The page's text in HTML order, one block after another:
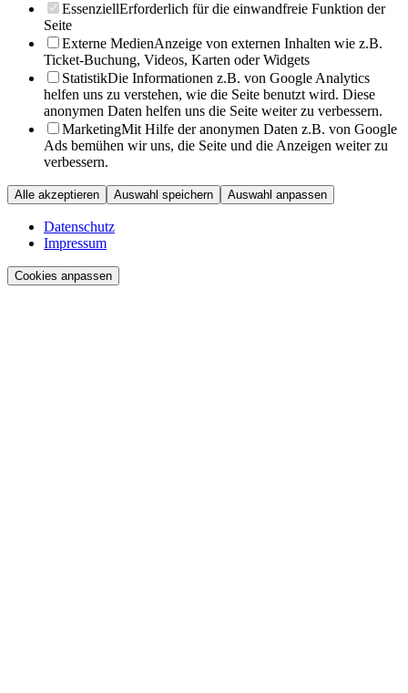
EssenziellErforderlich für die einwandfreie Funktion der
Seite
Externe MedienAnzeige von externen Inhalten wie z.B.
Ticket-Buchung, Videos, Karten oder Widgets
StatistikDie Informationen z.B. von Google Analytics
helfen uns zu verstehen, wie die Seite benutzt wird. Diese
anonymen Daten helfen uns die Seite weiter zu verbessern.
MarketingMit Hilfe der anonymen Daten z.B. von Google
Ads bemühen wir uns, die Seite und die Anzeigen weiter zu
verbessern.
Alle akzeptieren Auswahl speichern Auswahl anpassen
Datenschutz
Impressum
Cookies anpassen